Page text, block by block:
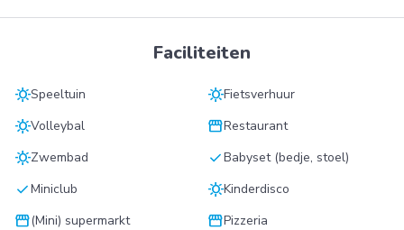
Faciliteiten
sunnySpeeltuin sunnyFietsverhuur
sunnyVolleybal storefrontRestaurant
sunnyZwembad checkBabyset (bedje, stoel)
checkMiniclub sunnyKinderdisco
storefront(Mini) supermarkt storefrontPizzeria